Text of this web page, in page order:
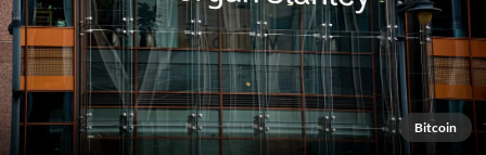
Bitcoin